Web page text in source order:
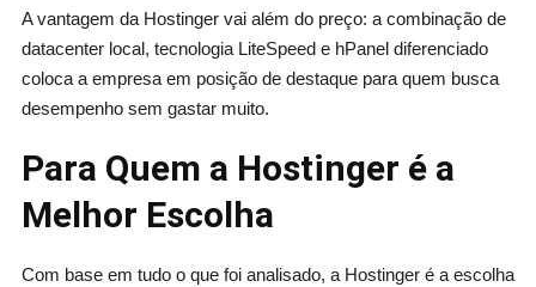
A vantagem da Hostinger vai além do preço: a combinação de
datacenter local, tecnologia LiteSpeed e hPanel diferenciado
coloca a empresa em posição de destaque para quem busca
desempenho sem gastar muito.
Para Quem a Hostinger é a
Melhor Escolha
Com base em tudo o que foi analisado, a Hostinger é a escolha